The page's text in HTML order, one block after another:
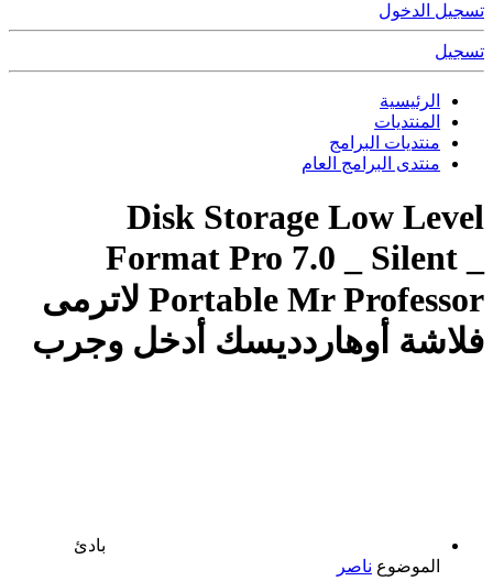
تسجيل الدخول
تسجيل
الرئيسية
المنتديات
منتديات البرامج
منتدى البرامج العام
Disk Storage Low Level
Format Pro 7.0 _ Silent _
Portable Mr Professor لاترمى
فلاشة أوهاردديسك أدخل وجرب
بادئ
الموضوع ناصر